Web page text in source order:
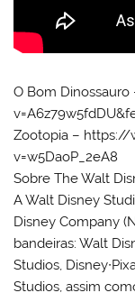
O Bom
Zootopia –
v=w5DaoP_2eA8
Sobre The Walt
A Walt Disney
Disney Company
bandeiras: Walt
Studios,
Studios, assim